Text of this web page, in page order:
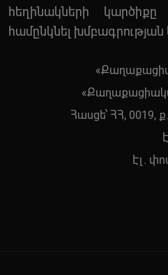
հեղինակների
համընկնել
Հասցե՝ ՀՀ, 0019,
Էլ.